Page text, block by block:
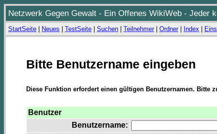
Netzwerk Gegen Gewalt - Ein Offenes WikiWeb - Jeder
StartSeite Neues TestSeite Suchen Teilnehmer| Ordner| Index
Bitte Benutzername eingeben
Diese Funktion erfordert einen gültigen Benutzernamen. Bitte
Benutzer
Benutzername: